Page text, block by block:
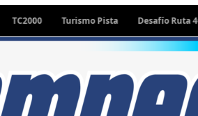
Turismo Pista Desafío Ruta 40